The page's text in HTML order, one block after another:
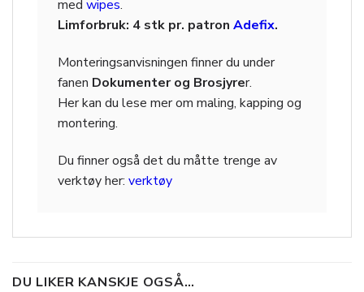
med wipes.
Limforbruk: 4 stk pr. patron Adefix.
Monteringsanvisningen finner du under
fanen Dokumenter og Brosjyrer.
Her kan du lese mer om maling, kapping og
montering.
Du finner også det du måtte trenge av
verktøy her: verktøy
DU LIKER KANSKJE OGSÅ…